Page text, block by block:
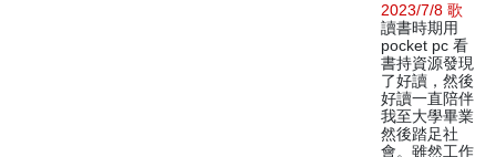
2023/7/8 歌
讀書時期用
pocket pc 看
書持資源發現
了好讀，然後
好讀一直陪伴
我至大學畢業
然後踏足社
會。雖然工作